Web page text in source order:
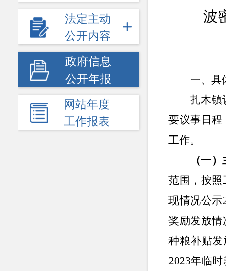
法定主动
公开内容
政府信息
公开年报
网站年度
工作报表
波
一、具
扎木镇
要议事日
工作。
（一
范围，按
现情况公示
奖励发放情
种粮补贴
2023年临